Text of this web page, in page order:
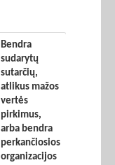
Bendra
sudarytų
sutarčių,
atlikus mažos
vertės
pirkimus,
arba bendra
perkančiosios
organizacijos